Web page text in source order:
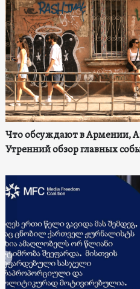
Что обсуждают в Армении,
Утренний обзор главных